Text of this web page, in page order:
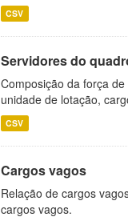
CSV
Servidores do
Composição da força
unidade de lotação,
CSV
Cargos vagos
Relação de cargos
cargos vagos.